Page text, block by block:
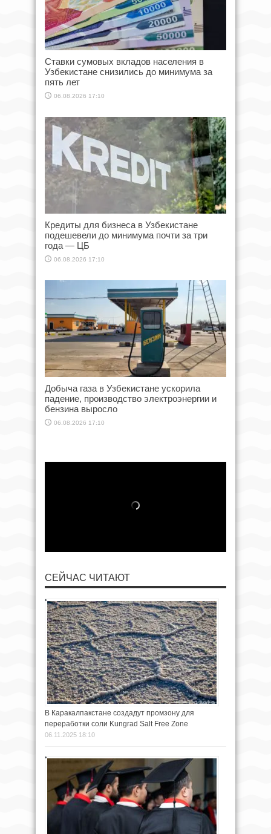
Ставки сумовых вкладов населения в
Узбекистане снизились до минимума за
пять лет
06.08.2026 17:10
Кредиты для бизнеса в Узбекистане
подешевели до минимума почти за три
года — ЦБ
06.08.2026 17:10
Добыча газа в Узбекистане ускорила
падение, производство электроэнергии и
бензина выросло
06.08.2026 17:10
СЕЙЧАС ЧИТАЮТ
В Каракалпакстане создадут промзону для
переработки соли Kungrad Salt Free Zone
06.11.2025 18:10